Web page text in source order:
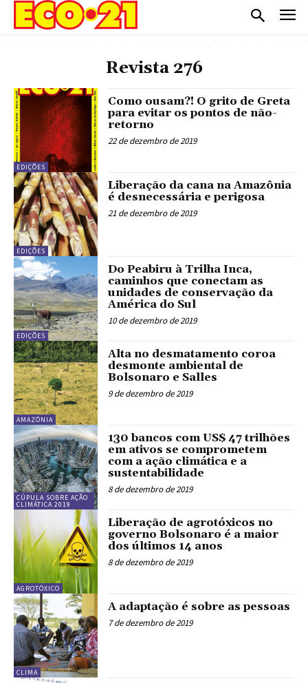
Revista 276
EDIÇÕES
Como ousam?! O grito de Greta
para evitar os pontos de não-
retorno
22 de dezembro de 2019
EDIÇÕES
Liberação da cana na Amazônia
é desnecessária e perigosa
21 de dezembro de 2019
EDIÇÕES
Do Peabiru à Trilha Inca,
caminhos que conectam as
unidades de conservação da
América do Sul
10 de dezembro de 2019
AMAZÔNIA
Alta no desmatamento coroa
desmonte ambiental de
Bolsonaro e Salles
9 de dezembro de 2019
CÚPULA SOBRE AÇÃO
CLIMÁTICA 2019
130 bancos com US$ 47 trilhões
em ativos se comprometem
com a ação climática e a
sustentabilidade
8 de dezembro de 2019
AGROTÓXICO
Liberação de agrotóxicos no
governo Bolsonaro é a maior
dos últimos 14 anos
8 de dezembro de 2019
CLIMA
A adaptação é sobre as pessoas
7 de dezembro de 2019